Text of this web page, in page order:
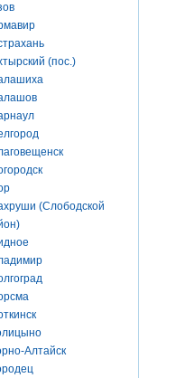
(пос.)
(Слободской
Алтайск